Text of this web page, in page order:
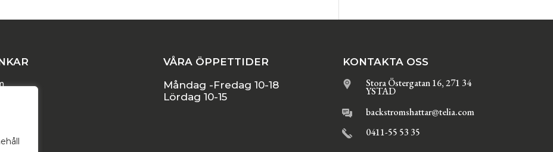
VÅRA ÖPPETTIDER
Måndag -Fredag 10-18
Lördag 10-15
KONTAKTA OSS
Stora Östergatan 16, 271 34
YSTAD
backstromshattar@telia.com
0411-55 53 35